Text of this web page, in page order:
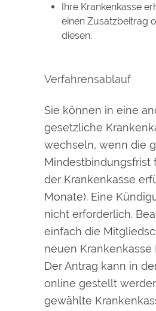
Ihre Krankenkasse
einen Zusatzbeitrag
diesen.
Verfahrensablauf
Sie können in eine
gesetzliche
wechseln, wenn die
Mindestbindungsfrist
der Krankenkasse
Monate). Eine
nicht erforderlich.
einfach die
neuen Krankenkasse
Der Antrag kann in
online gestellt
gewählte